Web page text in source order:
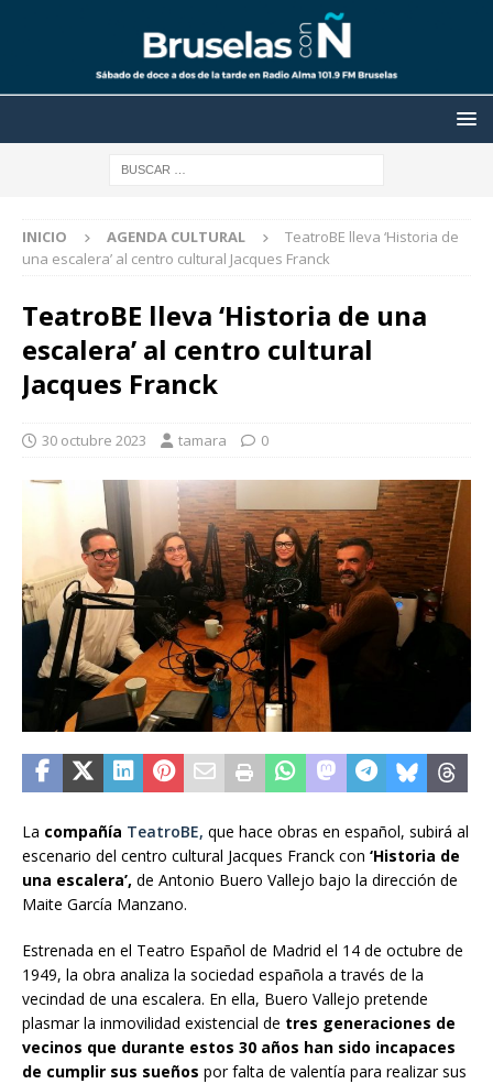
INICIO AGENDA CULTURAL
TeatroBE lleva ‘Historia de
una escalera’ al centro cultural Jacques Franck
TeatroBE lleva ‘Historia de una
escalera’ al centro cultural
Jacques Franck
30 octubre 2023 tamara 0
La compañía TeatroBE, que hace obras en español, subirá al
escenario del centro cultural Jacques Franck con ‘Historia de
una escalera’, de Antonio Buero Vallejo bajo la dirección de
Maite García Manzano.
Estrenada en el Teatro Español de Madrid el 14 de octubre de
1949, la obra analiza la sociedad española a través de la
vecindad de una escalera. En ella, Buero Vallejo pretende
plasmar la inmovilidad existencial de tres generaciones de
vecinos que durante estos 30 años han sido incapaces
de cumplir sus sueños por falta de valentía para realizar sus